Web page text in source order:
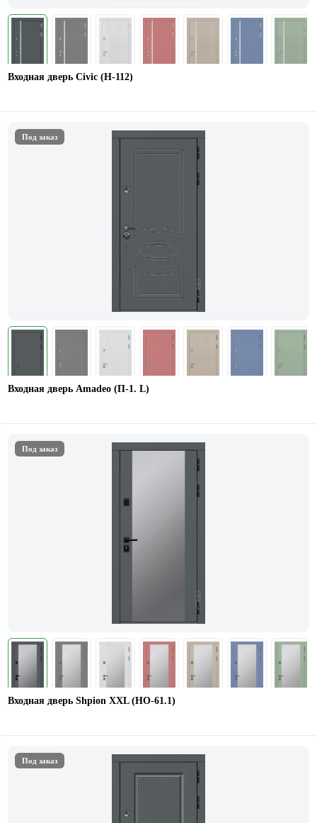
Входная дверь Civic (Н-112)
Под заказ
Входная дверь Amadeo (П-1. L)
Под заказ
Входная дверь Shpion XXL (НО-61.1)
Под заказ